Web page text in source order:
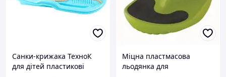
Санки-крижака ТехноК
для дітей пластикові
Міцна пластмасова
льодянка для